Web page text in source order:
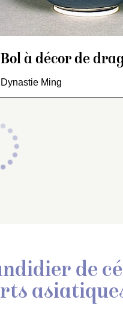
Bol à décor de
Dynastie Ming
de